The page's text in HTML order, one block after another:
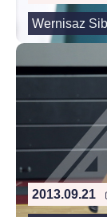
Wernisaz
2013.09.21